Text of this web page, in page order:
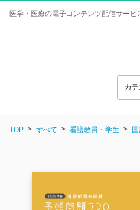
医学・医療の電子コンテンツ配信サービ
カ
TOP すべて 看護教員・学生